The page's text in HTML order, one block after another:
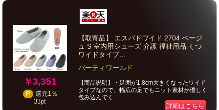
￥3,351
P 還元1％
33pt
【取寄品】 エスパドワイド 2704 ベージ
ュ S 室内用シューズ 介護 福祉用品 くつ
ワイドタイプ...
パーティワールド
【商品説明】・足囲が1.8cm大きくなったワイド
タイプなので、幅広の足でもニット素材が優しく
包み込んでく...
詳細はこちら